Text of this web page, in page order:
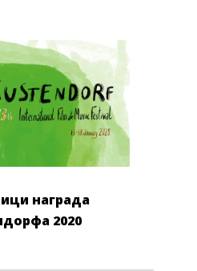
награда
2020